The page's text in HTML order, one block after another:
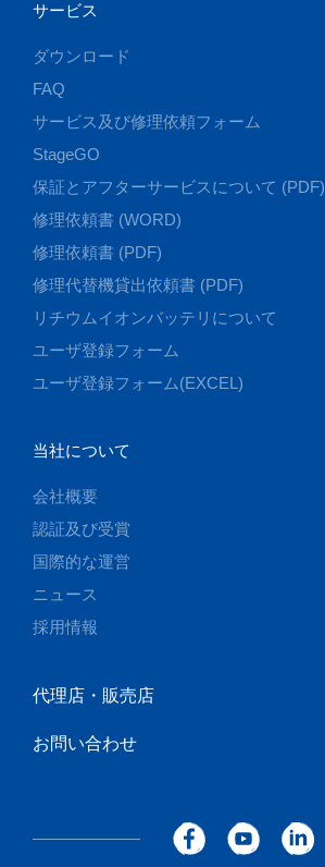
サービス
ダウンロード
FAQ
サービス及び修理依頼フォーム
StageGO
保証とアフターサービスについて (PDF)
修理依頼書 (WORD)
修理依頼書 (PDF)
修理代替機貸出依頼書 (PDF)
リチウムイオンバッテリについて
ユーザ登録フォーム
ユーザ登録フォーム(EXCEL)
当社について
会社概要
認証及び受賞
国際的な運営
ニュース
採用情報
代理店・販売店
お問い合わせ